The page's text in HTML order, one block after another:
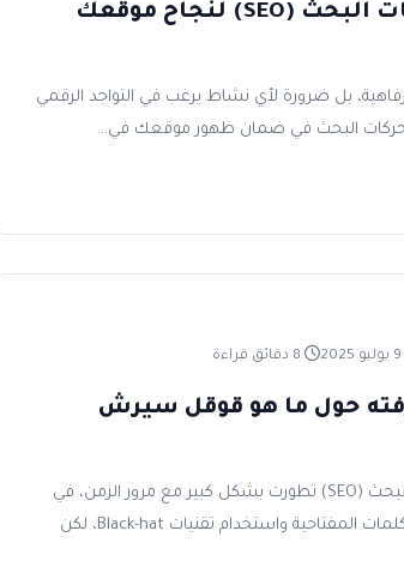
اهمية تحسين محركات البحث (SEO) لنجاح موقعك
بل ضرورة لأي نشاط يرغب في التواجد الرقمي
البحث في ضمان ظهور موقعك في...
حول ما هو قوقل سيرش
عملية تهيئة المواقع لمحركات البحث (SEO) تطورت بشكل كبير مع مرور الزمن، في
البداية كانت تعتمد على حشو الكلمات المفتاحية واستخدام تقنيات Black-hat، لكن